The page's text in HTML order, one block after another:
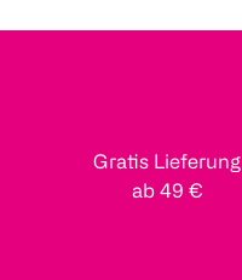
Gratis Lieferung
ab 49 €